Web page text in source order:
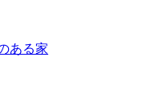
ある家